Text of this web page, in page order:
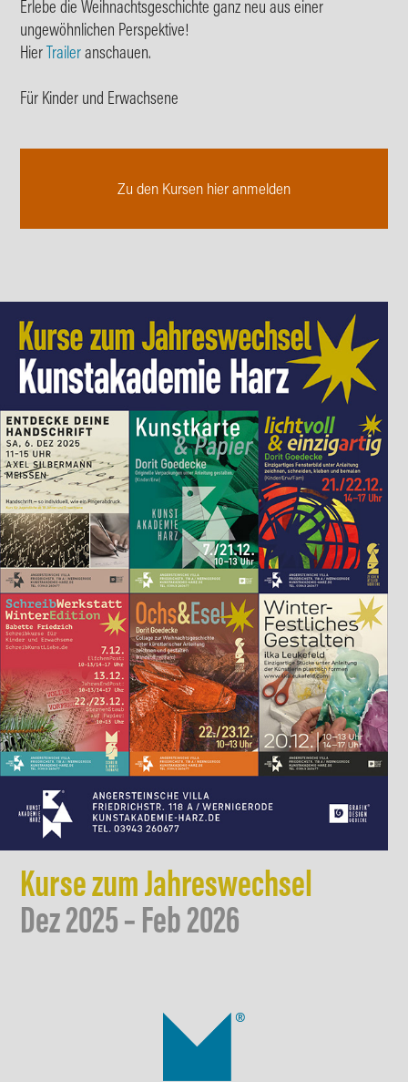
Erlebe die Weihnachtsgeschichte ganz neu aus einer
ungewöhnlichen Perspektive!
HierTraileranschauen.
Für Kinder und Erwachsene
Zu den Kursen hier anmelden
Kurse zum Jahreswechsel
Dez 2025 – Feb 2026